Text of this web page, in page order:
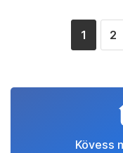
1 2
Kövess